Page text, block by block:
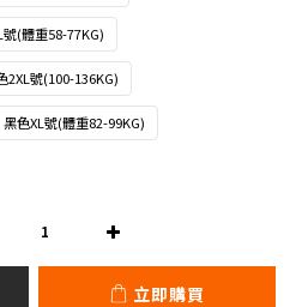
(體重58-77KG)
2XL號(100-136KG)
黑色XL號(體重82-99KG)
立即購買